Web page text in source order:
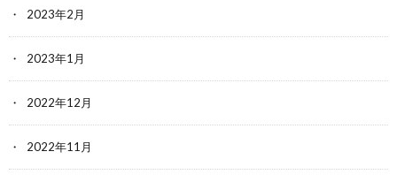
2023年2月
2023年1月
2022年12月
2022年11月